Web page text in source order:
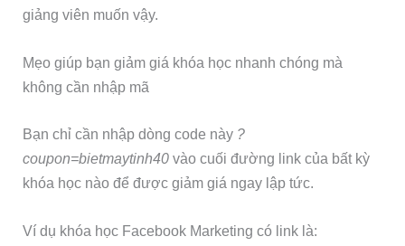
giảng viên muốn vậy.
Mẹo giúp bạn giảm giá khóa học nhanh chóng mà
không cần nhập mã
Bạn chỉ cần nhập dòng code này ?
coupon=bietmaytinh40vào cuối đường link của bất kỳ
khóa học nào để được giảm giá ngay lập tức.
Ví dụ khóa học Facebook Marketing có link là: